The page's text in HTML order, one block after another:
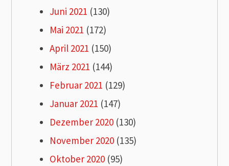
Juni 2021 (130)
Mai 2021 (172)
April 2021 (150)
März 2021 (144)
Februar 2021 (129)
Januar 2021 (147)
Dezember 2020 (130)
November 2020 (135)
Oktober 2020 (95)